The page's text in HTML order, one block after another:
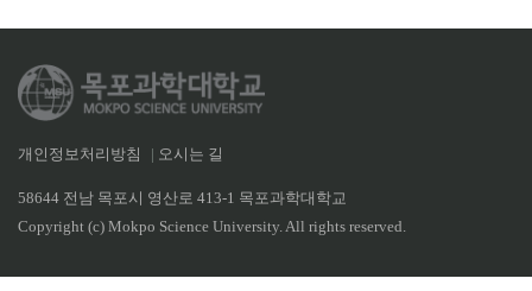
개인정보처리방침 오시는 길
58644 전남 목포시 영산로 413-1 목포과학대학교
Copyright (c) Mokpo Science University. All rights reserved.